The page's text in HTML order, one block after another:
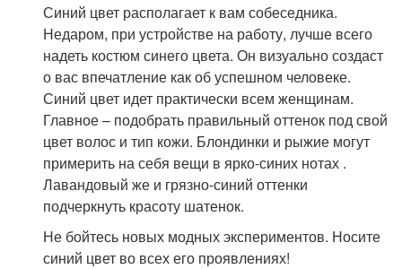
Синий цвет располагает к вам собеседника.
Недаром, при устройстве на работу, лучше всего
надеть костюм синего цвета. Он визуально создаст
о вас впечатление как об успешном человеке.
Синий цвет идет практически всем женщинам.
Главное – подобрать правильный оттенок под свой
цвет волос и тип кожи. Блондинки и рыжие могут
примерить на себя вещи в ярко-синих нотах .
Лавандовый же и грязно-синий оттенки
подчеркнуть красоту шатенок.
Не бойтесь новых модных экспериментов. Носите
синий цвет во всех его проявлениях!